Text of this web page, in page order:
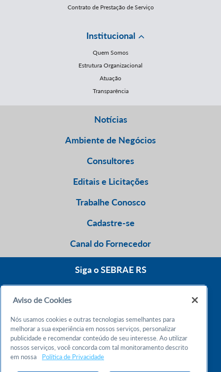
Contrato de Prestação de Serviço
Institucional
Quem Somos
Estrutura Organizacional
Atuação
Transparência
Notícias
Ambiente de Negócios
Consultores
Editais e Licitações
Trabalhe Conosco
Cadastre-se
Canal do Fornecedor
Siga o SEBRAE RS
Atendimento 24h
Chame no WhatsApp
Aviso de Cookies
Nós usamos cookies e outras tecnologias semelhantes para
melhorar a sua experiência em nossos serviços, personalizar
publicidade e recomendar conteúdo de seu interesse. Ao utilizar
nossos serviços, você concorda com tal monitoramento descrito
em nossa
Política de Privacidade